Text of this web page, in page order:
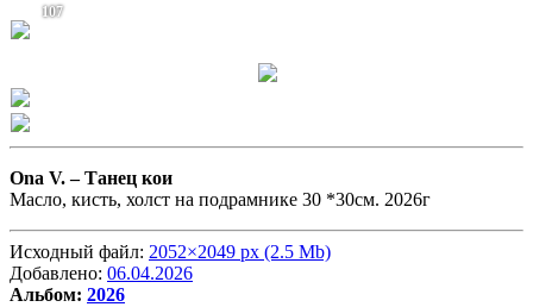
107
Ona V. –Танец кои
Масло, кисть, холст на подрамнике 30 *30см. 2026г
Исходный файл: 2052×2049 px (2.5 Mb)
Добавлено: 06.04.2026
Альбом: 2026